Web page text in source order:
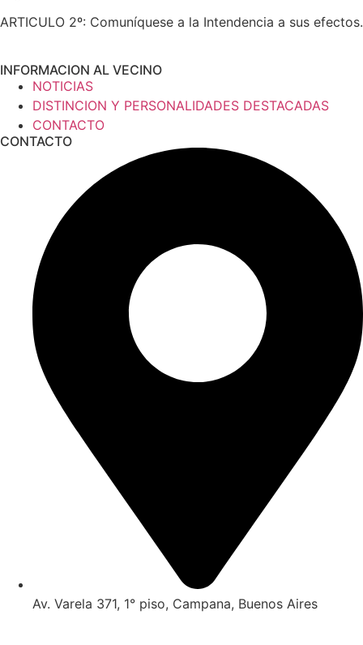
ARTICULO 2º: Comuníquese a la Intendencia a sus efectos.
INFORMACION AL VECINO
NOTICIAS
DISTINCION Y PERSONALIDADES DESTACADAS
CONTACTO
CONTACTO
Av. Varela 371, 1° piso, Campana, Buenos Aires